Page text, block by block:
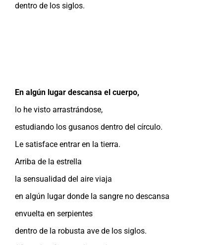
dentro de los siglos.
En algún lugar descansa el cuerpo,
lo he visto arrastrándose,
estudiando los gusanos dentro del círculo.
Le satisface entrar en la tierra.
Arriba de la estrella
la sensualidad del aire viaja
en algún lugar donde la sangre no descansa
envuelta en serpientes
dentro de la robusta ave de los siglos.